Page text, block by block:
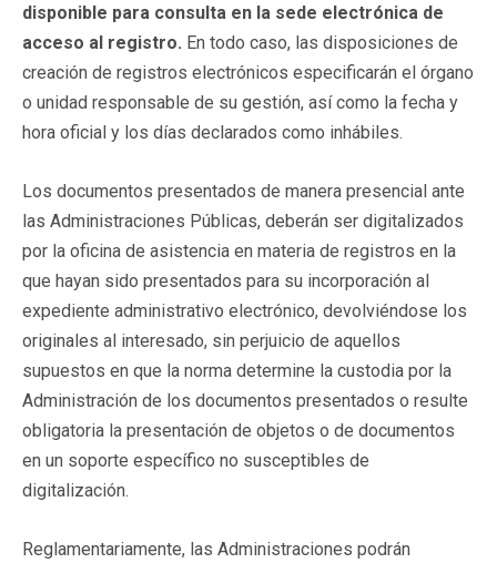
disponible para consulta en la sede electrónica de
acceso al registro. En todo caso, las disposiciones de
creación de registros electrónicos especificarán el órgano
o unidad responsable de su gestión, así como la fecha y
hora oficial y los días declarados como inhábiles.
Los documentos presentados de manera presencial ante
las Administraciones Públicas, deberán ser digitalizados
por la oficina de asistencia en materia de registros en la
que hayan sido presentados para su incorporación al
expediente administrativo electrónico, devolviéndose los
originales al interesado, sin perjuicio de aquellos
supuestos en que la norma determine la custodia por la
Administración de los documentos presentados o resulte
obligatoria la presentación de objetos o de documentos
en un soporte específico no susceptibles de
digitalización.
Reglamentariamente, las Administraciones podrán